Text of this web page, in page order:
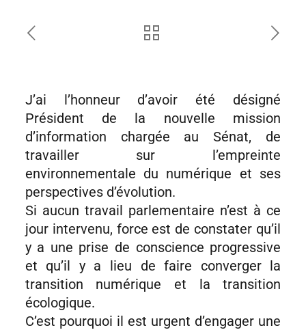
J’ai l’honneur d’avoir été désigné
Président de la nouvelle mission
d’information chargée au Sénat, de
travailler sur l’empreinte
environnementale du numérique et ses
perspectives d’évolution.
Si aucun travail parlementaire n’est à ce
jour intervenu, force est de constater qu’il
y a une prise de conscience progressive
et qu’il y a lieu de faire converger la
transition numérique et la transition
écologique.
C’est pourquoi il est urgent d’engager une